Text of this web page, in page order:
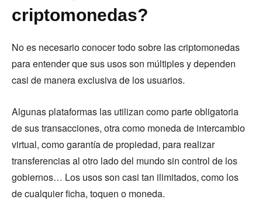
criptomonedas?
No es necesario conocer todo sobre las criptomonedas
para entender que sus usos son múltiples y dependen
casi de manera exclusiva de los usuarios.
Algunas plataformas las utilizan como parte obligatoria
de sus transacciones, otra como moneda de intercambio
virtual, como garantía de propiedad, para realizar
transferencias al otro lado del mundo sin control de los
gobiernos… Los usos son casi tan ilimitados, como los
de cualquier ficha, toquen o moneda.